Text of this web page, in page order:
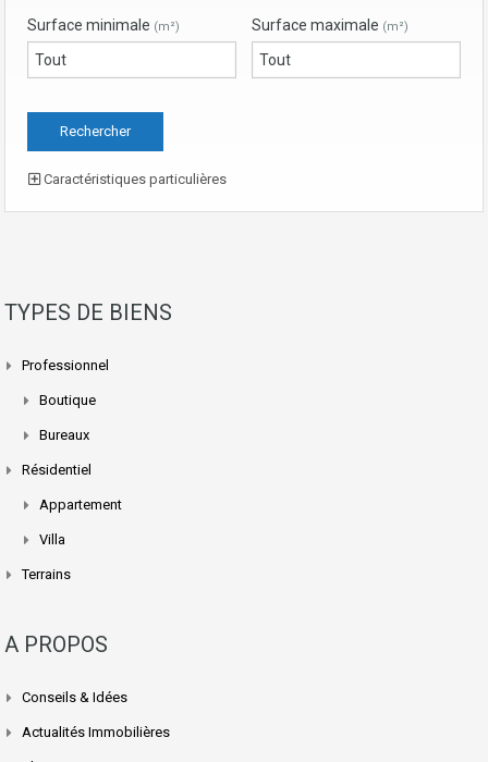
Surface minimale (m²) Surface maximale (m²)
Caractéristiques particulières
TYPES DE BIENS
Professionnel
Boutique
Bureaux
Résidentiel
Appartement
Villa
Terrains
A PROPOS
Conseils & Idées
Actualités Immobilières